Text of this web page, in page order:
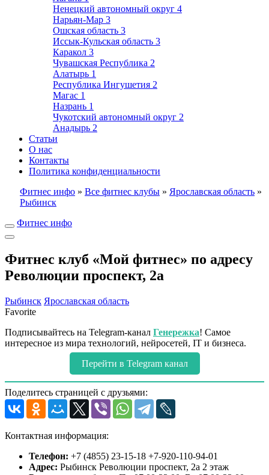
Ненецкий автономный округ 4
Нарьян-Мар 3
Ошская область 3
Иссык-Кульская область 3
Каракол 3
Чувашская Республика 2
Алатырь 1
Республика Ингушетия 2
Магас 1
Назрань 1
Чукотский автономный округ 2
Анадырь 2
Статьи
О нас
Контакты
Политика конфиденциальности
Фитнес инфо » Все фитнес клубы » Ярославская область »
Рыбинск
Фитнес инфо
Фитнес клуб «Мой фитнес» по адресу
Революции проспект, 2а
Рыбинск Ярославская область
Favorite
Подписывайтесь на Telegram-канал Генережка! Самое
интересное из мира технологий, нейросетей, IT и бизнеса.
Перейти в Telegram канал
Поделитесь страницей с друзьями:
Контактная информация:
Телефон: +7 (4855) 23-15-18 +7-920-110-94-01
Адрес: Рыбинск Революции проспект, 2а 2 этаж